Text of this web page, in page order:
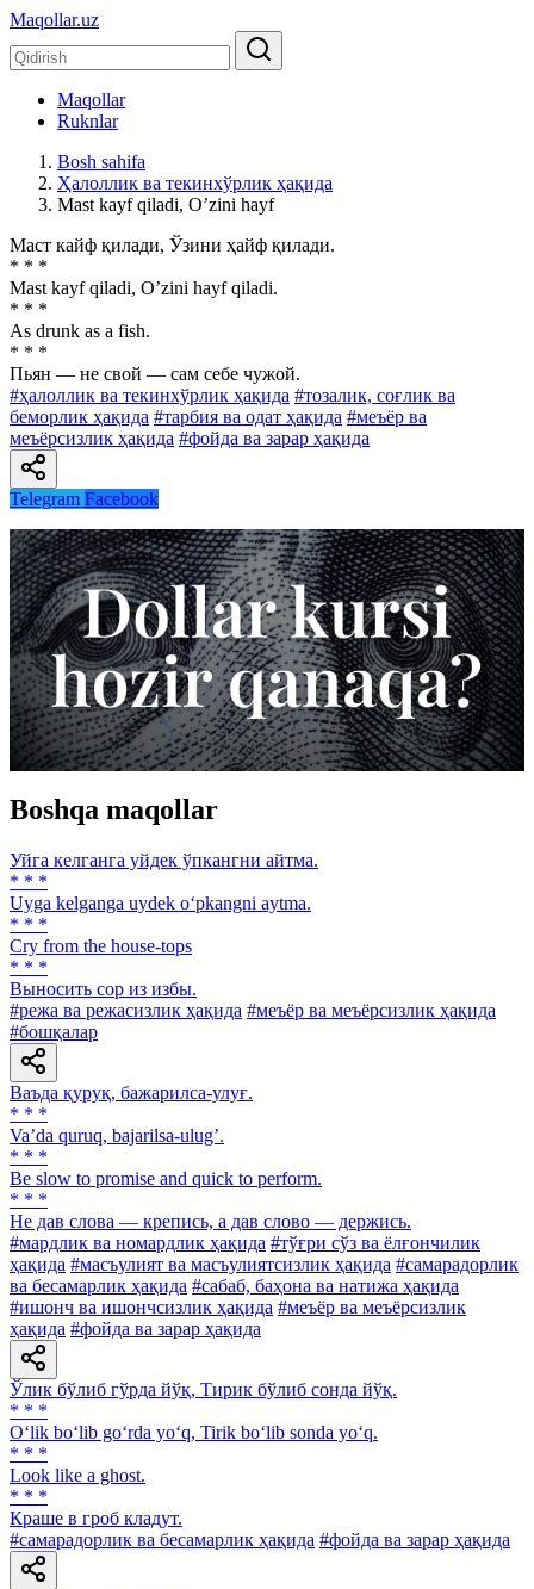
Maqollar.uz
Maqollar
Ruknlar
Bosh sahifa
Ҳалоллик ва текинхўрлик ҳақида
Mast kayf qiladi, Oʼzini hayf
Маст кайф қилади, Ўзини ҳайф қилади.
* * *
Mast kayf qiladi, Oʼzini hayf qiladi.
* * *
As drunk as a fish.
* * *
Пьян — не свой — сам себе чужой.
#ҳалоллик ва текинхўрлик ҳақида #тозалик, соғлик ва
беморлик ҳақида #тарбия ва одат ҳақида #меъёр ва
меъёрсизлик ҳақида #фойда ва зарар ҳақида
Telegram Facebook
Boshqa maqollar
Уйга келганга уйдек ўпкангни айтма.
* * *
Uyga kelganga uydek o‘pkangni aytma.
* * *
Cry from the house-tops
* * *
Выносить cop из избы.
#режа ва режасизлик ҳақида #меъёр ва меъёрсизлик ҳақида
#бошқалар
Ваъда қуруқ, бажарилса-улуғ.
* * *
Vaʼda quruq, bajarilsa-ulugʼ.
* * *
Be slow to promise and quick to perform.
* * *
He дав слова — крепись, а дав слово — держись.
#мардлик ва номардлик ҳақида #тўғри сўз ва ёлғончилик
ҳақида #масъулият ва масъулиятсизлик ҳақида #самарадорлик
ва бесамарлик ҳақида #сабаб, баҳона ва натижа ҳақида
#ишонч ва ишончсизлик ҳақида #меъёр ва меъёрсизлик
ҳақида #фойда ва зарар ҳақида
Ўлик бўлиб гўрда йўқ, Тирик бўлиб сонда йўқ.
* * *
O‘lik bo‘lib go‘rda yo‘q, Tirik bo‘lib sonda yo‘q.
* * *
Look like a ghost.
* * *
Краше в гроб кладут.
#самарадорлик ва бесамарлик ҳақида #фойда ва зарар ҳақида